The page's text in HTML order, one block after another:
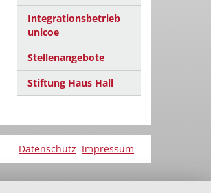
Integrationsbetrieb
unicoe
Stellenangebote
Stiftung Haus Hall
Datenschutz Impressum